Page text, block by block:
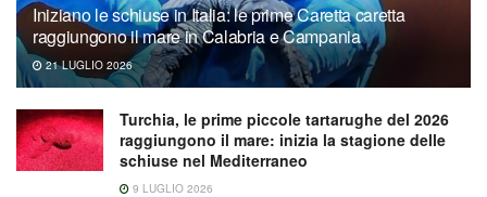
Iniziano le schiuse in Italia: le prime Caretta caretta
raggiungono il mare in Calabria e Campania
21 LUGLIO 2026
Turchia, le prime piccole tartarughe del 2026
raggiungono il mare: inizia la stagione delle
schiuse nel Mediterraneo
9 LUGLIO 2026